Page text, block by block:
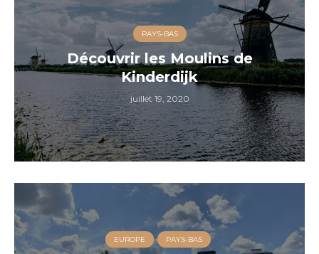
PAYS-BAS
Découvrir les Moulins de
Kinderdijk
juillet 19, 2020
EUROPE PAYS-BAS